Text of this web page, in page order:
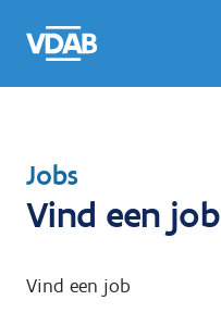
naar
een
een
job
naar
T
e
u
Jobs
Vind een job
Vind een job